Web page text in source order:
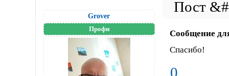
Grover
Профи
Сообщение
Спасибо!
0